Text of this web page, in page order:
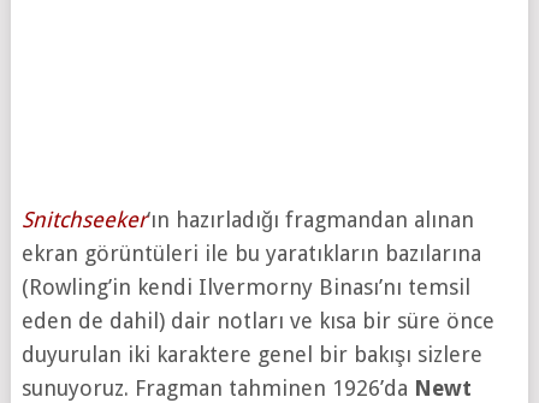
Snitchseeker‘ın hazırladığı fragmandan alınan
ekran görüntüleri ile bu yaratıkların bazılarına
(Rowling’in kendi Ilvermorny Binası’nı temsil
eden de dahil) dair notları ve kısa bir süre önce
duyurulan iki karaktere genel bir bakışı sizlere
sunuyoruz. Fragman tahminen 1926’da Newt